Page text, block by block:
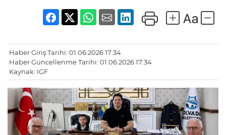
Haber Giriş Tarihi: 01.06.2026 17:34
Haber Güncellenme Tarihi: 01.06.2026 17:34
Kaynak: IGF